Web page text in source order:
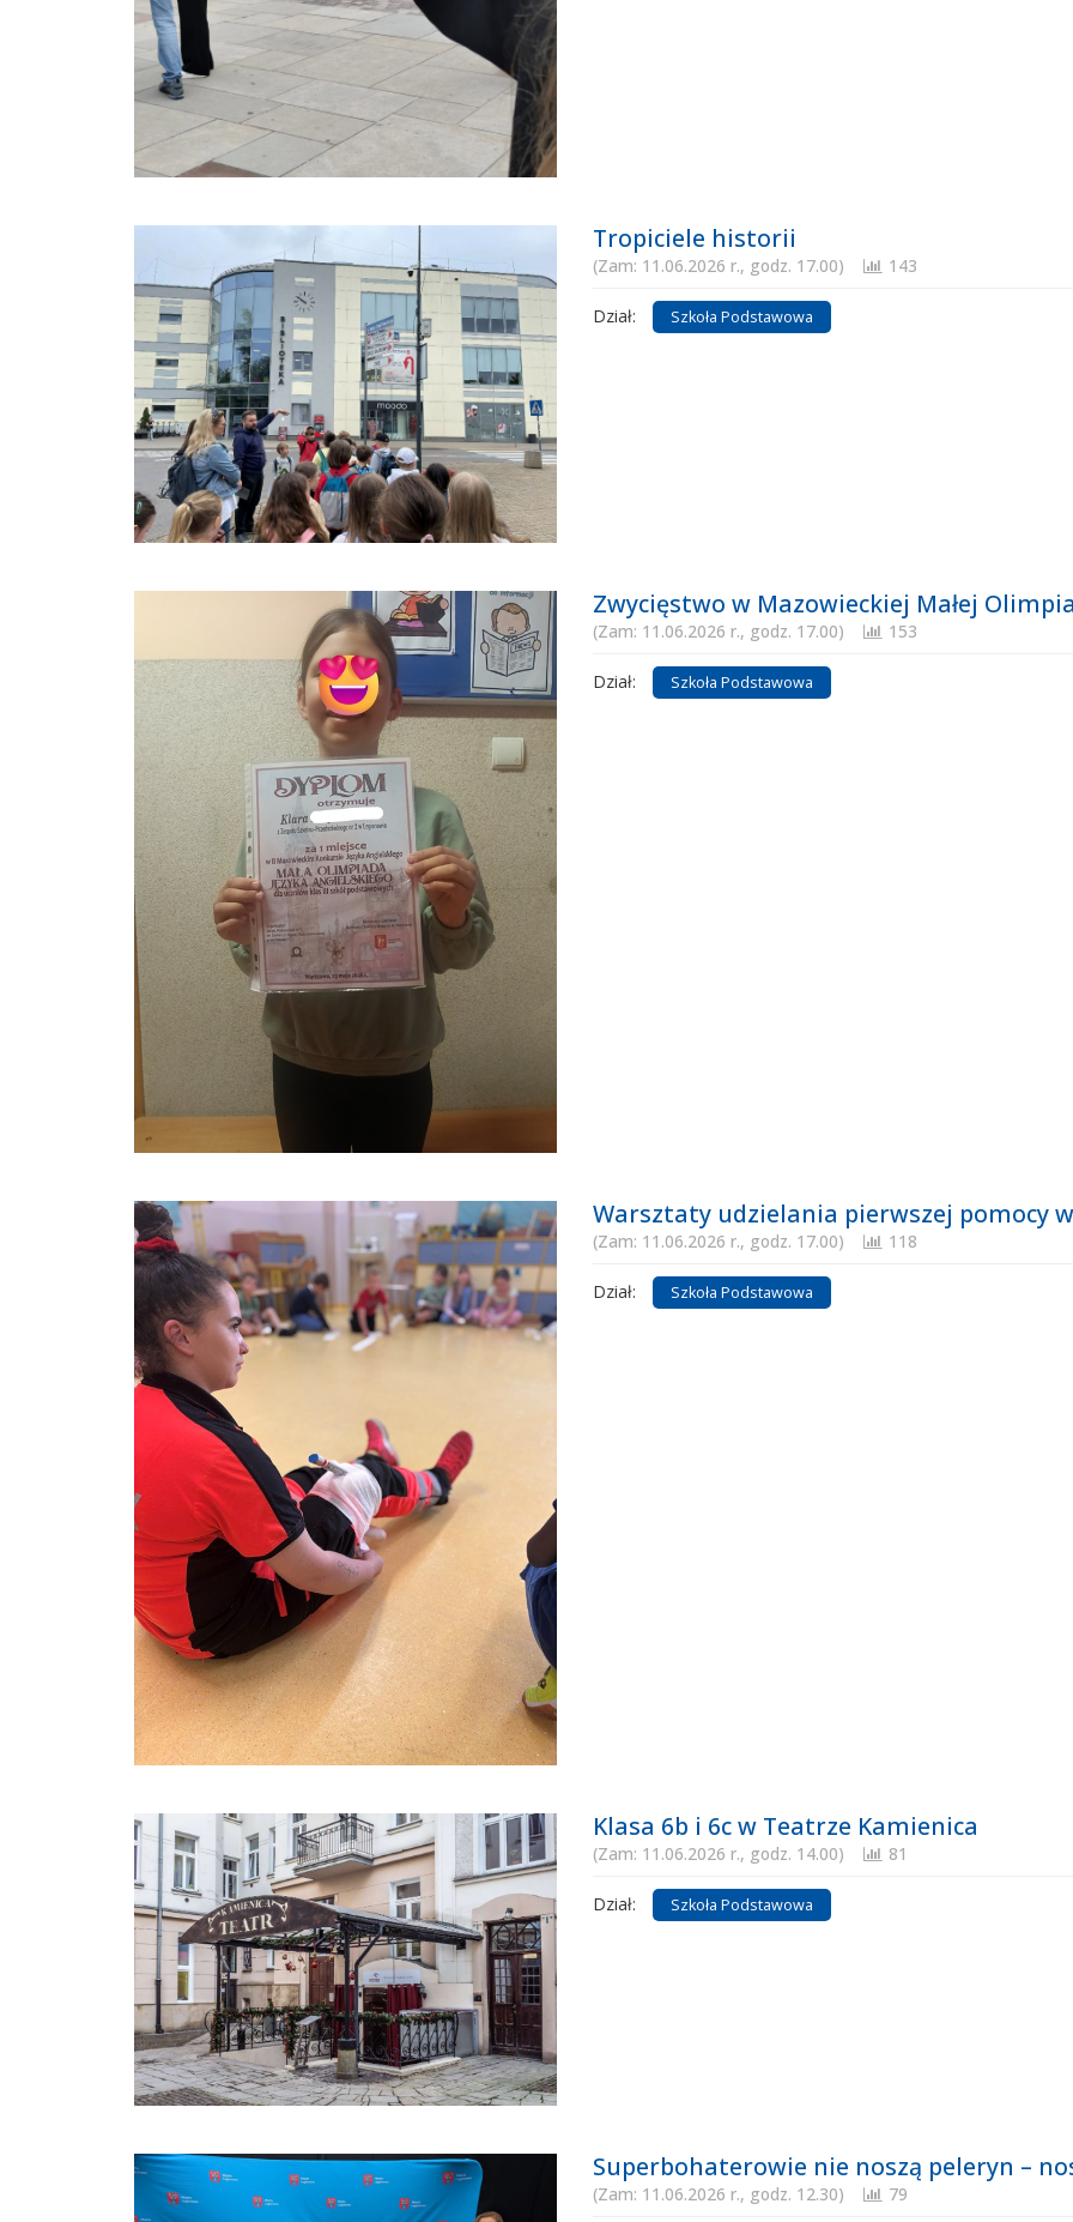
Tropiciele historii
(Zam: 11.06.2026 r., godz. 17.00) 143
Dział: Szkoła Podstawowa
Zwycięstwo w Mazowieckiej Małej
(Zam: 11.06.2026 r., godz. 17.00) 153
Dział: Szkoła Podstawowa
Warsztaty udzielania pierwszej pomocy
(Zam: 11.06.2026 r., godz. 17.00) 118
Dział: Szkoła Podstawowa
Klasa 6b i 6c w Teatrze Kamienica
(Zam: 11.06.2026 r., godz. 14.00) 81
Dział: Szkoła Podstawowa
Superbohaterowie nie noszą peleryn –
(Zam: 11.06.2026 r., godz. 12.30) 79